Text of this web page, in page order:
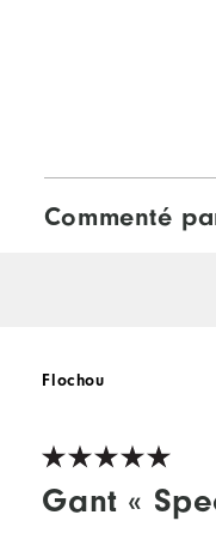
Commenté
Gant «
Flochou